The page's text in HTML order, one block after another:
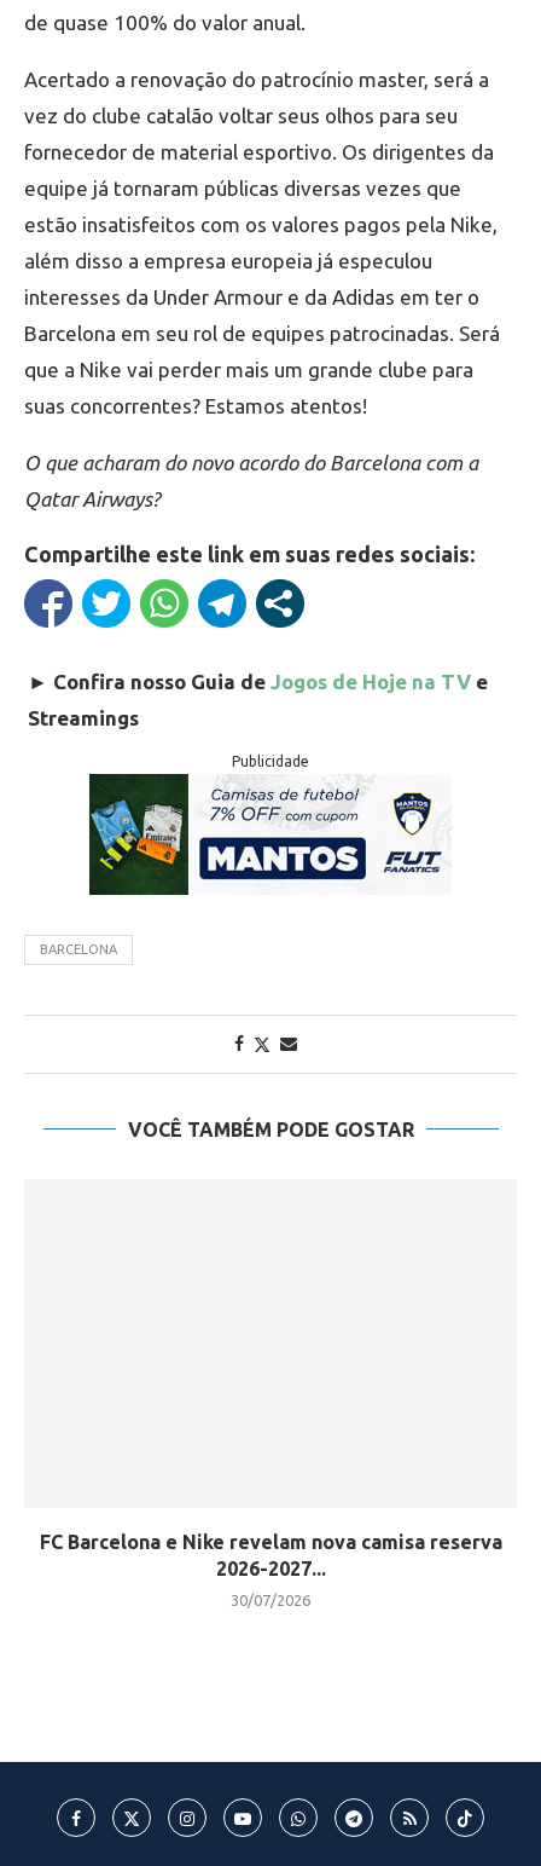
de quase 100% do valor anual.
Acertado a renovação do patrocínio master, será a
vez do clube catalão voltar seus olhos para seu
fornecedor de material esportivo. Os dirigentes da
equipe já tornaram públicas diversas vezes que
estão insatisfeitos com os valores pagos pela Nike,
além disso a empresa europeia já especulou
interesses da Under Armour e da Adidas em ter o
Barcelona em seu rol de equipes patrocinadas. Será
que a Nike vai perder mais um grande clube para
suas concorrentes? Estamos atentos!
O que acharam do novo acordo do Barcelona com a
Qatar Airways?
Compartilhe este link em suas redes sociais:
► Confira nosso Guia de Jogos de Hoje na TV e
Streamings
Publicidade
BARCELONA
VOCÊ TAMBÉM PODE GOSTAR
FC Barcelona e Nike revelam nova camisa reserva
2026-2027...
30/07/2026